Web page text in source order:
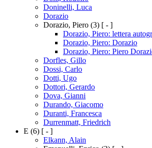
Doninelli, Luca
Dorazio
Dorazio, Piero (3) [ - ]
Dorazio, Piero: lettera
Dorazio, Piero: Dorazio
Dorazio, Piero: Piero
Dorfles, Gillo
Dossi, Carlo
Dotti, Ugo
Dottori, Gerardo
Dova, Gianni
Durando, Giacomo
Duranti, Francesca
Durrenmatt, Friedrich
E (6) [ - ]
Elkann, Alain